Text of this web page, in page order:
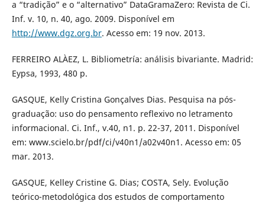
a “tradição” e o “alternativo” DataGramaZero: Revista de Ci.
Inf. v. 10, n. 40, ago. 2009. Disponível em
http://www.dgz.org.br. Acesso em: 19 nov. 2013.
FERREIRO ALÀEZ, L. Bibliometría: análisis bivariante. Madrid:
Eypsa, 1993, 480 p.
GASQUE, Kelly Cristina Gonçalves Dias. Pesquisa na pós-
graduação: uso do pensamento reflexivo no letramento
informacional. Ci. Inf., v.40, n1. p. 22-37, 2011. Disponível
em: www.scielo.br/pdf/ci/v40n1/a02v40n1. Acesso em: 05
mar. 2013.
GASQUE, Kelley Cristine G. Dias; COSTA, Sely. Evolução
teórico-metodológica dos estudos de comportamento